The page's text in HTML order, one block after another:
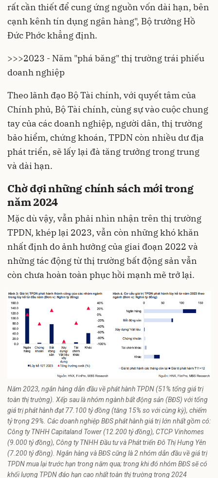
rất cần thiết để cung ứng nguồn vốn dài hạn, bên
cạnh kênh tín dụng ngân hàng", Bộ trưởng Hồ
Đức Phớc khẳng định.
>>>2023 - Năm "phá băng" thị trường trái phiếu
doanh nghiệp
Theo lãnh đạo Bộ Tài chính, với quyết tâm của
Chính phủ, Bộ Tài chính, cùng sự vào cuộc chung
tay của các doanh nghiệp, người dân, thị trường
bảo hiểm, chứng khoán, TPDN còn nhiều dư địa
phát triển, sẽ lấy lại đà tăng trưởng trong trung
và dài hạn.
Chờ đợi những chính sách mới trong
năm 2024
Mặc dù vậy, vẫn phải nhìn nhận trên thị trường
TPDN, khép lại 2023, vẫn còn những khó khăn
nhất định do ảnh hưởng của giai đoạn 2022 và
những tác động từ thị trường bất động sản vẫn
còn chưa hoàn toàn phục hồi mạnh mẽ trở lại.
Năm 2023, ngân hàng dẫn đầu về phát hành TPDN (51% tổng giá trị
toàn thị trường). Xếp sau là nhóm ngành bất động sản (BĐS) với tổng
giá trị phát hành đạt 77.100 tỷ đồng (tăng 15% so với cùng kỳ), chiếm
tỷ trọng 29%. Các doanh nghiệp BĐS phát hành giá trị lớn nhất gồm có:
Công ty TNHH Capitaland Tower (12.200 tỷ đồng), CTCP Vinhomes
(9.000 tỷ đồng), Công ty TNHH Đầu tư và Phát triển Đô Thị Hưng Yên
(7.200 tỷ đồng). Ngân hàng và BĐS cũng là 2 nhóm dẫn đầu về giá trị
TPDN mua lại trước hạn trong năm qua; trong khi đó nhóm BĐS sẽ có
khối lượng TPDN đáo hạn cao nhất toàn thị trường trong 2024